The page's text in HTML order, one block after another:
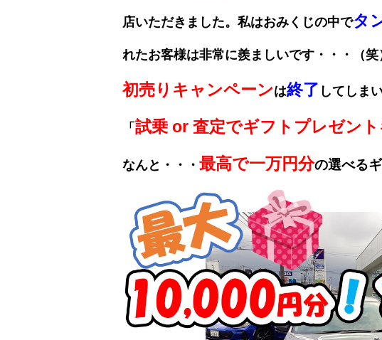
店いただきました。私はおみくじの中でタ
れたお客様は非常に羨ましいです・・・（笑
初売りキャンペーンは終了 してしま
「 試乗 or 査定でギフトプレゼン
なんと・・・ 最高で一万円分の選べる